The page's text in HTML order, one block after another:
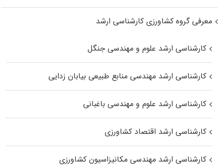
معرفی گروه کشاورزی کارشناسی ارشد
کارشناسی ارشد علوم و مهندسی جنگل
کارشناسی ارشد مهندسی منابع طبیعی بیابان زدایی
کارشناسی ارشد علوم و مهندسی باغبانی
کارشناسی ارشد اقتصاد کشاورزی
کارشناسی ارشد مهندسی مکانیزاسیون کشاورزی